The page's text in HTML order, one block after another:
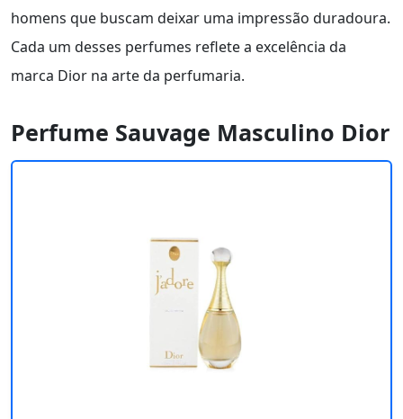
homens que buscam deixar uma impressão duradoura.
Cada um desses perfumes reflete a excelência da
marca Dior na arte da perfumaria.
Perfume Sauvage Masculino Dior